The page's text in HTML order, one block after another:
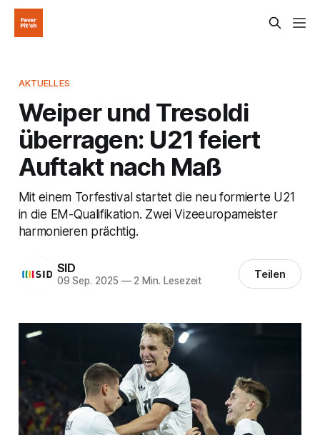
AKTUELLES
Weiper und Tresoldi
überragen: U21 feiert
Auftakt nach Maß
Mit einem Torfestival startet die neu formierte U21
in die EM-Qualifikation. Zwei Vizeeuropameister
harmonieren prächtig.
SID
09 Sep. 2025 —2 Min. Lesezeit Teilen